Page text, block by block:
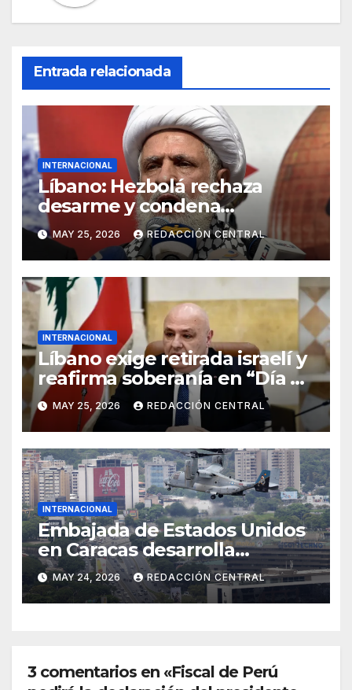
Entrada relacionada
INTERNACIONAL
Líbano: Hezbolá rechaza
desarme y condena
injerencia de EE.UU.
MAY 25, 2026 REDACCIÓN CENTRAL
INTERNACIONAL
Líbano exige retirada israelí y
reafirma soberanía en “Día de
la Resistencia y la Liberación”
MAY 25, 2026 REDACCIÓN CENTRAL
INTERNACIONAL
Embajada de Estados Unidos
en Caracas desarrolla
simulacro aéreo de
evacuación y contingencia
MAY 24, 2026 REDACCIÓN CENTRAL
3 comentarios en «Fiscal de Perú